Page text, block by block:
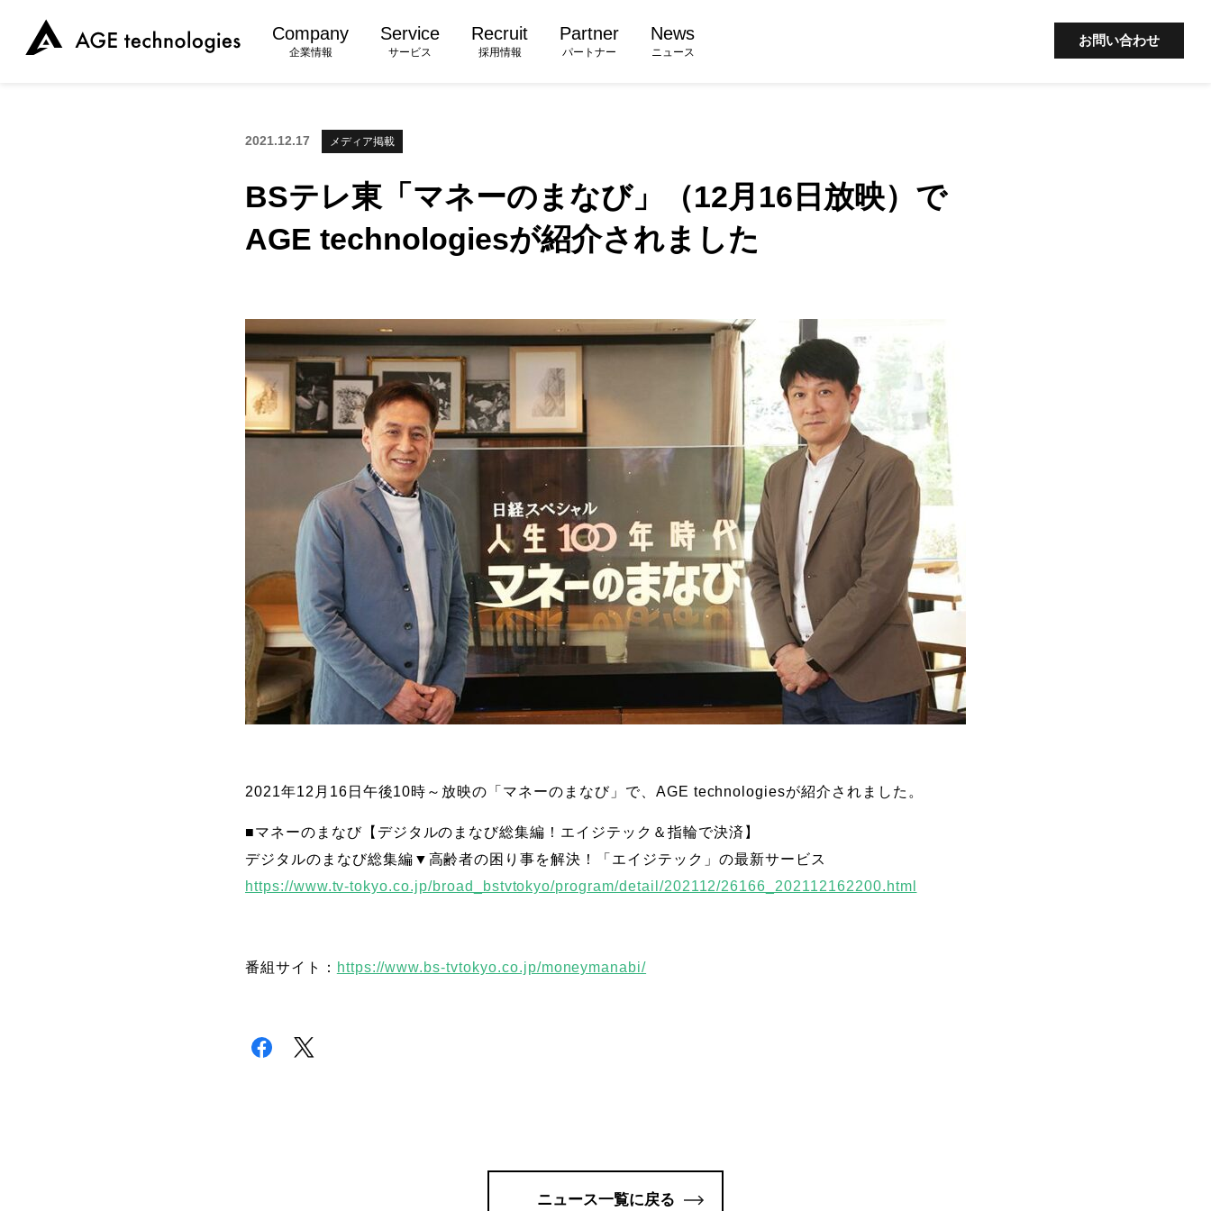
Company
企業情報
Service
サービス
Recruit
採用情報
Partner
パートナー
News
ニュース
お問い合わせ
2021.12.17 メディア掲載
BSテレ東「マネーのまなび」（12月16日放映）で
AGE technologiesが紹介されました
2021年12月16日午後10時～放映の「マネーのまなび」で、AGE technologiesが紹介されました。
■マネーのまなび【デジタルのまなび総集編！エイジテック＆指輪で決済】
デジタルのまなび総集編▼高齢者の困り事を解決！「エイジテック」の最新サービス
https://www.tv-tokyo.co.jp/broad_bstvtokyo/program/detail/202112/26166_202112162200.html
番組サイト： https://www.bs-tvtokyo.co.jp/moneymanabi/
ニュース一覧に戻る